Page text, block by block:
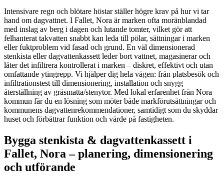
Intensivare regn och blötare höstar ställer högre krav på hur vi tar
hand om dagvattnet. I Fallet, Nora är marken ofta moränblandad
med inslag av berg i dagen och lutande tomter, vilket gör att
felhanterat takvatten snabbt kan leda till pölar, sättningar i marken
eller fuktproblem vid fasad och grund. En väl dimensionerad
stenkista eller dagvattenkassett leder bort vattnet, magasinerar och
låter det infiltrera kontrollerat i marken – diskret, effektivt och utan
omfattande ytingrepp. Vi hjälper dig hela vägen: från platsbesök och
infiltrationstest till dimensionering, installation och snygg
återställning av gräsmatta/stenytor. Med lokal erfarenhet från Nora
kommun får du en lösning som möter både markförutsättningar och
kommunens dagvattenrekommendationer, samtidigt som du skyddar
huset och förbättrar funktion och värde på fastigheten.
Bygga stenkista & dagvattenkassett i
Fallet, Nora – planering, dimensionering
och utförande